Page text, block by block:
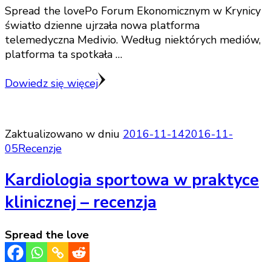
Spread the lovePo Forum Ekonomicznym w Krynicy
światło dzienne ujrzała nowa platforma
telemedyczna Medivio. Według niektórych mediów,
platforma ta spotkała …
Dowiedz się więcej
Zaktualizowano w dniu 2016-11-142016-11-
05Recenzje
Kardiologia sportowa w praktyce
klinicznej – recenzja
Spread the love